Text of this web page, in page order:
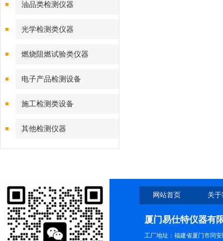
油品类检测仪器
光学检测类仪器
燃烧阻燃试验类仪器
电子产品检测设备
施工检测类设备
其他检测仪器
网站首页 关
厦门易仕特仪器有
工厂地址：福建省厦门市同